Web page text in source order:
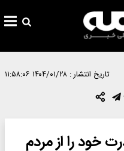
تاریخ انتشار : ۱۴۰۴/۰۱/۲۸ ۱۱:۵۸:۰۶
خود را از مردم